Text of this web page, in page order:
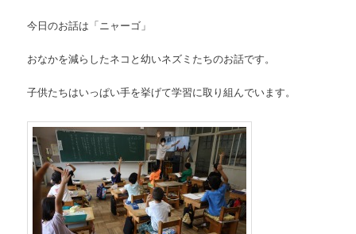
今日のお話は「ニャーゴ」
おなかを減らしたネコと幼いネズミたちのお話です。
子供たちはいっぱい手を挙げて学習に取り組んでいます。